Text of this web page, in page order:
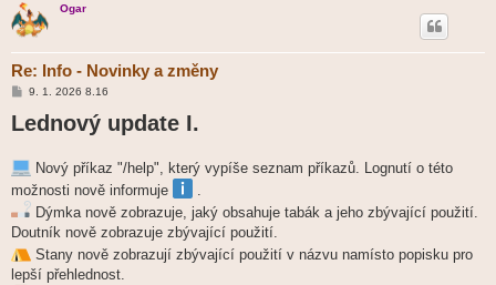
Ogar
Re: Info - Novinky a změny
P
s
v
k
9. 1. 2026 8.16
Lednový update I.
Nový příkaz "/help", který vypíše seznam příkazů. Lognutí o této
možnosti nově informuje
.
Dýmka nově zobrazuje, jaký obsahuje tabák a jeho zbývající použití.
Doutník nově zobrazuje zbývající použití.
Stany nově zobrazují zbývající použití v názvu namísto popisku pro
lepší přehlednost.